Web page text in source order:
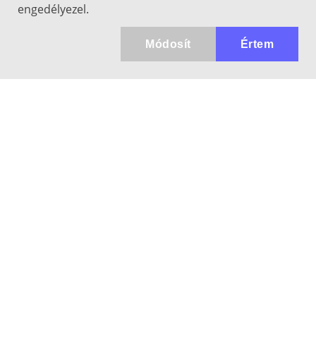
engedélyezel.
Értem
Módosít